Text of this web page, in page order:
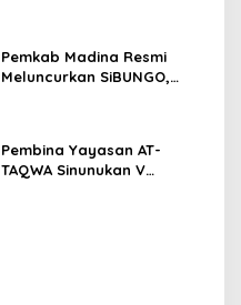
Pemkab Madina Resmi
Meluncurkan SiBUNGO,
Pembina Yayasan AT-
TAQWA Sinunukan V